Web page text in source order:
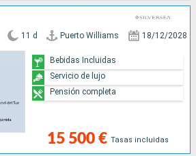
11 d Puerto Williams 18/12/2028
15 500 € Tasas incluidas
Bebidas Incluidas
Servicio de lujo
Pensión completa